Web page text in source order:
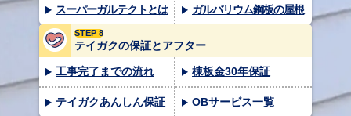
スーパーガルテクトとは ガルバリウム鋼板の屋根
STEP 8
テイガクの保証とアフター
工事完了までの流れ 棟板金30年保証
テイガクあんしん保証 OBサービス一覧